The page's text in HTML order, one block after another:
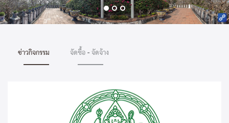
ข่าวกิจกรรม จัดซื้อ - จัดจ้าง